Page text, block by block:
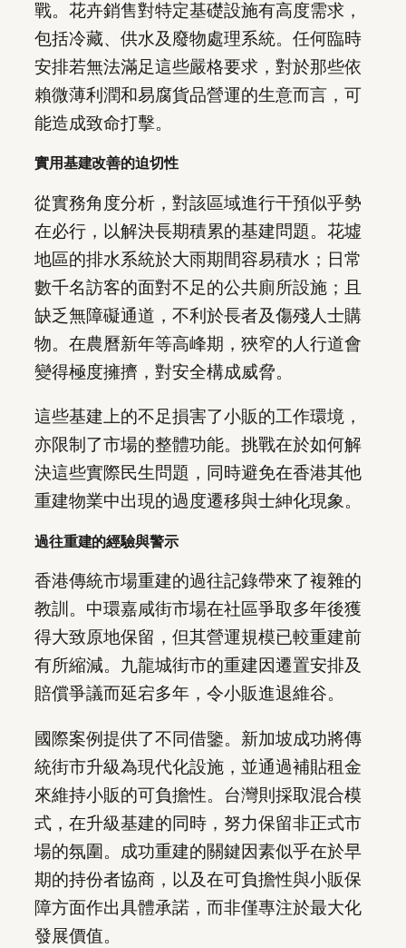
戰。花卉銷售對特定基礎設施有高度需求，
包括冷藏、供水及廢物處理系統。任何臨時
安排若無法滿足這些嚴格要求，對於那些依
賴微薄利潤和易腐貨品營運的生意而言，可
能造成致命打擊。
實用基建改善的迫切性
從實務角度分析，對該區域進行干預似乎勢
在必行，以解決長期積累的基建問題。花墟
地區的排水系統於大雨期間容易積水；日常
數千名訪客的面對不足的公共廁所設施；且
缺乏無障礙通道，不利於長者及傷殘人士購
物。在農曆新年等高峰期，狹窄的人行道會
變得極度擁擠，對安全構成威脅。
這些基建上的不足損害了小販的工作環境，
亦限制了市場的整體功能。挑戰在於如何解
決這些實際民生問題，同時避免在香港其他
重建物業中出現的過度遷移與士紳化現象。
過往重建的經驗與警示
香港傳統市場重建的過往記錄帶來了複雜的
教訓。中環嘉咸街市場在社區爭取多年後獲
得大致原地保留，但其營運規模已較重建前
有所縮減。九龍城街市的重建因遷置安排及
賠償爭議而延宕多年，令小販進退維谷。
國際案例提供了不同借鑒。新加坡成功將傳
統街市升級為現代化設施，並通過補貼租金
來維持小販的可負擔性。台灣則採取混合模
式，在升級基建的同時，努力保留非正式市
場的氛圍。成功重建的關鍵因素似乎在於早
期的持份者協商，以及在可負擔性與小販保
障方面作出具體承諾，而非僅專注於最大化
發展價值。